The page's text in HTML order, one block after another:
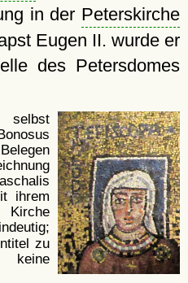
in der Peterskirche
Eugen II. wurde er
des Petersdomes
selbst
ihrem
zu
keine